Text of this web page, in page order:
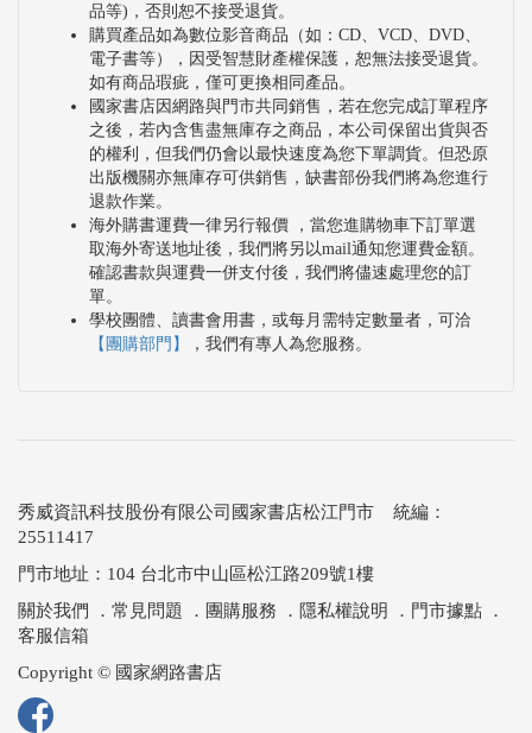
品等)，否則恕不接受退貨。
購買產品如為數位影音商品（如：CD、VCD、DVD、
電子書等），因受智慧財產權保護，恕無法接受退貨。
如有商品瑕疵，僅可更換相同產品。
國家書店因網路與門市共同銷售，若在您完成訂單程序
之後，若內含售盡無庫存之商品，本公司保留出貨與否
的權利，但我們仍會以最快速度為您下單調貨。但恐原
出版機關亦無庫存可供銷售，缺書部份我們將為您進行
退款作業。
海外購書運費一律另行報價 ，當您進購物車下訂單選
取海外寄送地址後，我們將另以mail通知您運費金額。
確認書款與運費一併支付後，我們將儘速處理您的訂
單。
學校團體、讀書會用書，或每月需特定數量者，可洽
【團購部門】
，我們有專人為您服務。
秀威資訊科技股份有限公司國家書店松江門市 統編：
25511417
門市地址：104 台北市中山區松江路209號1樓
關於我們 ． 常見問題 ． 團購服務 ． 隱私權說明 ． 門市據點 ．
客服信箱
Copyright © 國家網路書店